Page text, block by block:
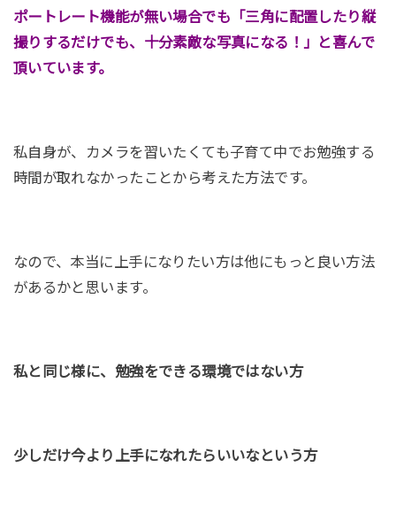
ポートレート機能が無い場合でも「三角に配置したり縦
撮りするだけでも、十分素敵な写真になる！」と喜んで
頂いています。
私自身が、カメラを習いたくても子育て中でお勉強する
時間が取れなかったことから考えた方法です。
なので、本当に上手になりたい方は他にもっと良い方法
があるかと思います。
私と同じ様に、勉強をできる環境ではない方
少しだけ今より上手になれたらいいなという方